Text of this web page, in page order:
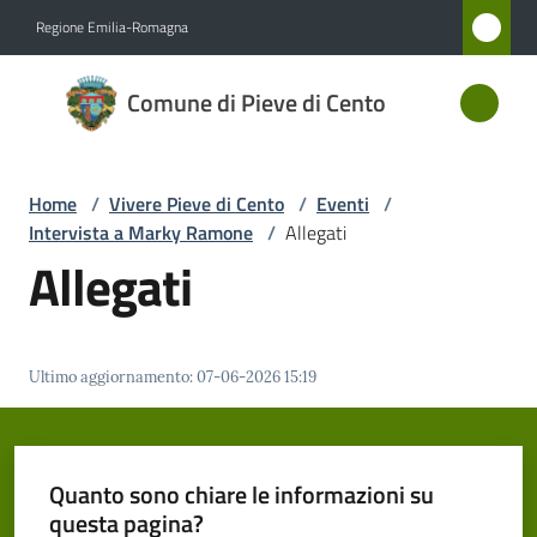
Regione Emilia-Romagna
Comune di Pieve di Cento
Comune
di Pieve
Servizi
Vivere
Pieve
Home / Vivere Pieve di Cento / Eventi /
Intervista a Marky Ramone / Allegati
Allegati
Ultimo aggiornamento:07-06-2026 15:19
Quanto sono chiare le informazioni su
questa pagina?